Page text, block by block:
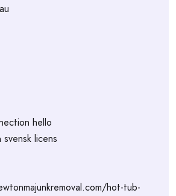
hello
licens
hot-tub-